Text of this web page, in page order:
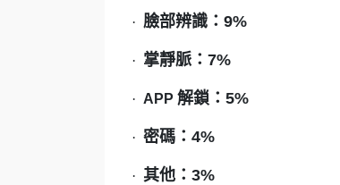
· 臉部辨識：9%
· 掌靜脈：7%
· APP 解鎖：5%
· 密碼：4%
· 其他：3%